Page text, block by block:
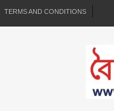
TERMS AND CONDITIONS